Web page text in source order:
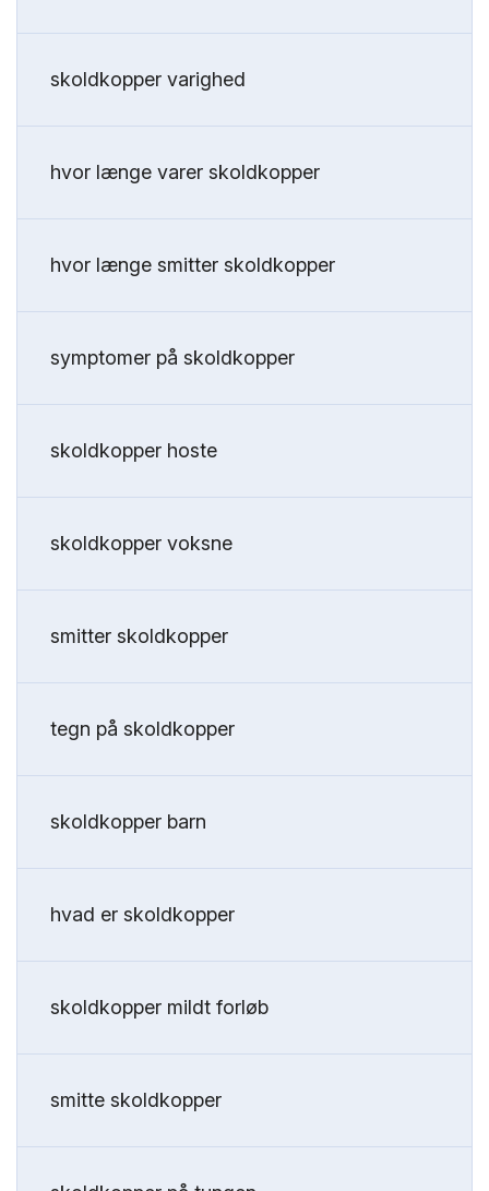
skoldkopper varighed
hvor længe varer skoldkopper
hvor længe smitter skoldkopper
symptomer på skoldkopper
skoldkopper hoste
skoldkopper voksne
smitter skoldkopper
tegn på skoldkopper
skoldkopper barn
hvad er skoldkopper
skoldkopper mildt forløb
smitte skoldkopper